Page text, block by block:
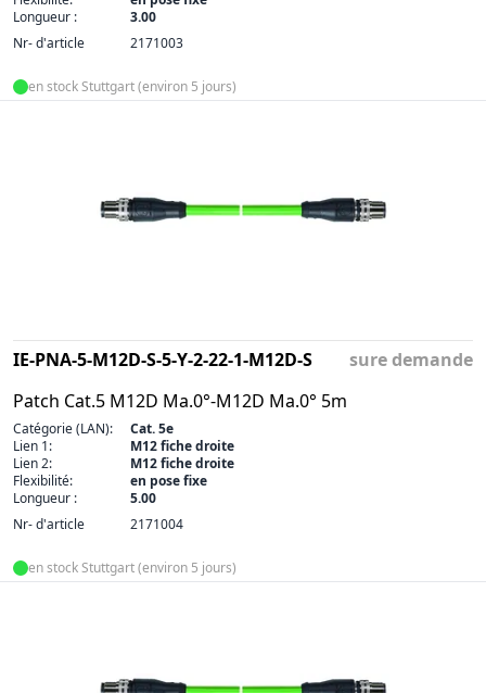
Longueur :
3.00
Nr- d'article
2171003
en stock Stuttgart (environ 5 jours)
IE-PNA-5-M12D-S-5-Y-2-22-1-M12D-S
Patch Cat.5 M12D Ma.0°-M12D Ma.0° 5m
sure demande
Catégorie (LAN):
Cat. 5e
Lien 1:
M12 fiche droite
Lien 2:
M12 fiche droite
Flexibilité:
en pose fixe
Longueur :
5.00
Nr- d'article
2171004
en stock Stuttgart (environ 5 jours)